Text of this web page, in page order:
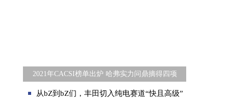
2021年CACSI榜单出炉 哈弗实力问鼎摘得四项
从bZ到bZ们，丰田切入纯电赛道“快且高级”